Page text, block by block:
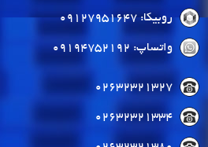
روبیکا: 09127951647
واتساپ: 09194752192
02632321327
02632321334